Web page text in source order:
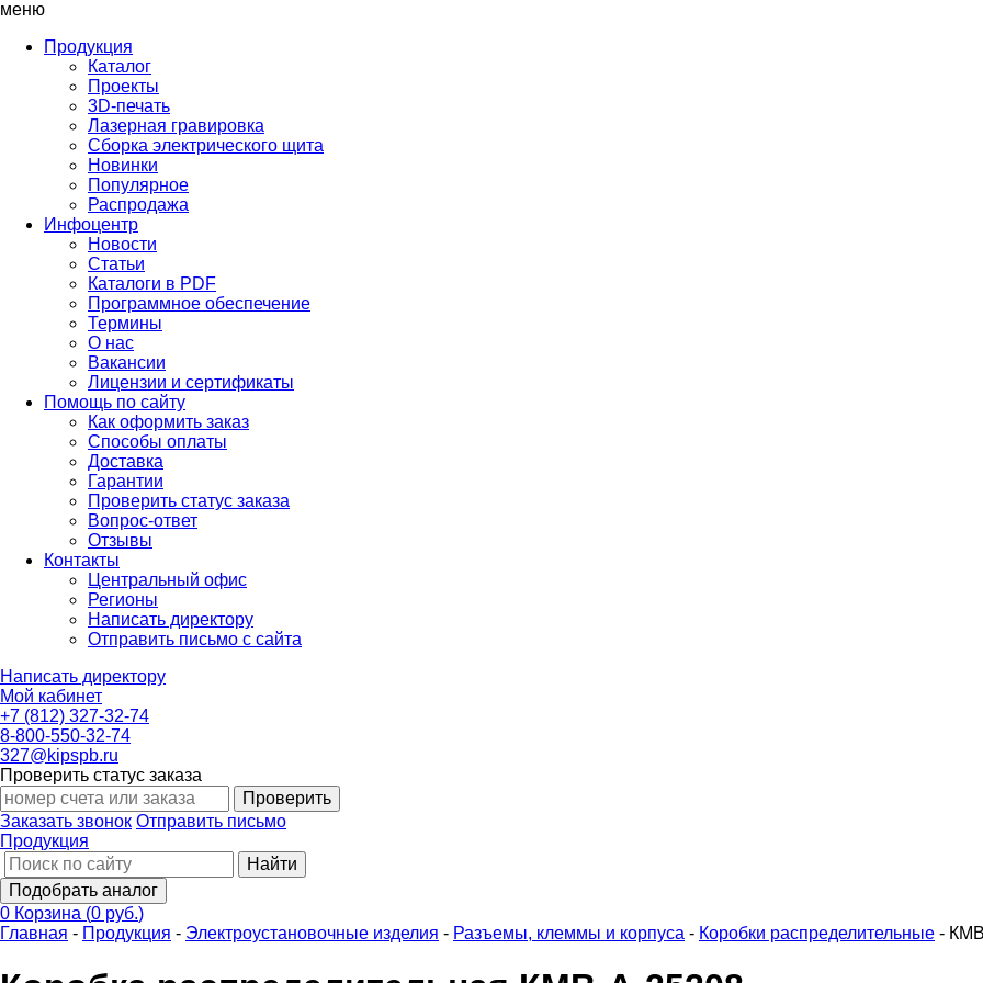
меню
Продукция
Каталог
Проекты
3D-печать
Лазерная гравировка
Сборка электрического щита
Новинки
Популярное
Распродажа
Инфоцентр
Новости
Статьи
Каталоги в PDF
Программное обеспечение
Термины
О нас
Вакансии
Лицензии и сертификаты
Помощь по сайту
Как оформить заказ
Способы оплаты
Доставка
Гарантии
Проверить статус заказа
Вопрос-ответ
Отзывы
Контакты
Центральный офис
Регионы
Написать директору
Отправить письмо с сайта
Написать директору
Мой кабинет
+7 (812) 327-32-74
8-800-550-32-74
327@kipspb.ru
Проверить статус заказа
Проверить
Заказать звонок Отправить письмо
Продукция
Найти
Подобрать аналог
0 Корзина (0 руб.)
Главная - Продукция - Электроустановочные изделия - Разъемы, клеммы и корпуса - Коробки распределительные -